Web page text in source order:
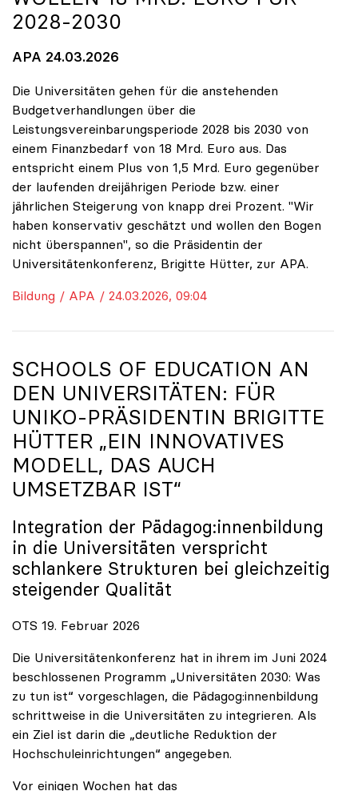
2028-2030
APA 24.03.2026
Die Universitäten gehen für die anstehenden
Budgetverhandlungen über die
Leistungsvereinbarungsperiode 2028 bis 2030 von
einem Finanzbedarf von 18 Mrd. Euro aus. Das
entspricht einem Plus von 1,5 Mrd. Euro gegenüber
der laufenden dreijährigen Periode bzw. einer
jährlichen Steigerung von knapp drei Prozent. "Wir
haben konservativ geschätzt und wollen den Bogen
nicht überspannen", so die Präsidentin der
Universitätenkonferenz, Brigitte Hütter, zur APA.
Bildung / APA / 24.03.2026, 09:04
SCHOOLS OF EDUCATION AN
DEN UNIVERSITÄTEN: FÜR
UNIKO-PRÄSIDENTIN BRIGITTE
HÜTTER „EIN INNOVATIVES
MODELL, DAS AUCH
UMSETZBAR IST“
Integration der Pädagog:innenbildung
in die Universitäten verspricht
schlankere Strukturen bei gleichzeitig
steigender Qualität
OTS 19. Februar 2026
Die Universitätenkonferenz hat in ihrem im Juni 2024
beschlossenen Programm „Universitäten 2030: Was
zu tun ist“ vorgeschlagen, die Pädagog:innenbildung
schrittweise in die Universitäten zu integrieren. Als
ein Ziel ist darin die „deutliche Reduktion der
Hochschuleinrichtungen“ angegeben.
Vor einigen Wochen hat das